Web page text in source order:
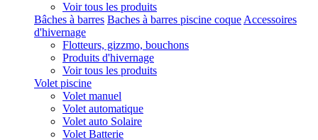
Voir tous les produits
Bâches à barres Baches à barres piscine coque Accessoires
d'hivernage
Flotteurs, gizzmo, bouchons
Produits d'hivernage
Voir tous les produits
Volet piscine
Volet manuel
Volet automatique
Volet auto Solaire
Volet Batterie